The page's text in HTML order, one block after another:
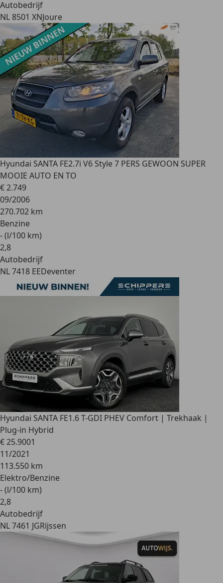
Autobedrijf
NL 8501 XNJoure
Hyundai SANTA FE2.7i V6 Style 7 PERS GEWOON SUPER
MOOIE AUTO EN TO
€ 2.749
09/2006
270.702 km
Benzine
- (l/100 km)
2,8
Autobedrijf
NL 7418 EEDeventer
Hyundai SANTA FE1.6 T-GDI PHEV Comfort | Trekhaak |
Plug-in Hybrid
€ 25.9001
11/2021
113.550 km
Elektro/Benzine
- (l/100 km)
2,8
Autobedrijf
NL 7461 JGRijssen